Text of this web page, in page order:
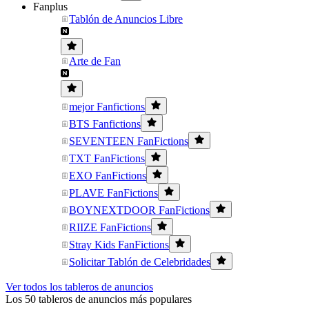
Fanplus
Tablón de Anuncios Libre
Arte de Fan
mejor Fanfictions
BTS Fanfictions
SEVENTEEN FanFictions
TXT FanFictions
EXO FanFictions
PLAVE FanFictions
BOYNEXTDOOR FanFictions
RIIZE FanFictions
Stray Kids FanFictions
Solicitar Tablón de Celebridades
Ver todos los tableros de anuncios
Los 50 tableros de anuncios más populares